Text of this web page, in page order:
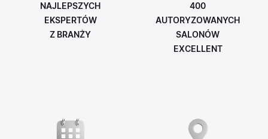
NAJLEPSZYCH
EKSPERTÓW
Z BRANŻY
400
AUTORYZOWANYCH
SALONÓW
EXCELLENT